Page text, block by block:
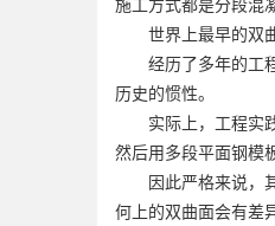
世界上最早的双
经历了多年的工程
历史的惯性。
实际上，工程实践
然后用多段平面钢模
因此严格来说，其
何上的双曲面会有差